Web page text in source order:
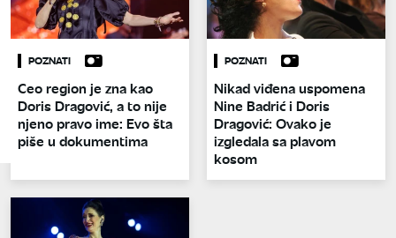
POZNATI
Ceo region je zna kao
Doris Dragović, a to nije
njeno pravo ime: Evo šta
piše u dokumentima
POZNATI
Nikad viđena uspomena
Nine Badrić i Doris
Dragović: Ovako je
izgledala sa plavom
kosom